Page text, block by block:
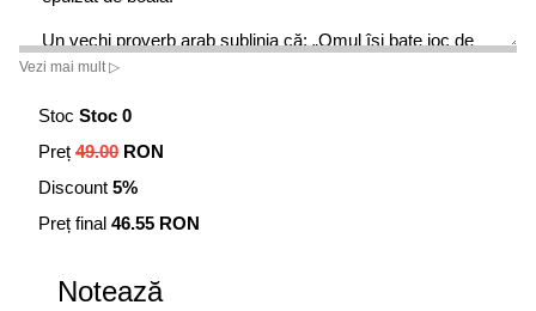
Un vechi proverb arab sublinia că: „Omul își bate joc de
două lucruri, atunci când le are: tinerețea și sănătatea”.
Cunoscutul scriitor și moralist francez La Brouyère
nașterea, viața și moartea. El nu simte când se naște, uită
să-și întrețină viața, dar suferă când trebuie să moară”.
În fața acestei realități dure, omenirea are o șansă
capabilă să pună la dispoziție nesecate izvoare de
Vezi mai mult ▷
Stoc Stoc 0
Preț 49.00 RON
Discount 5%
Preț final 46.55 RON
Notează